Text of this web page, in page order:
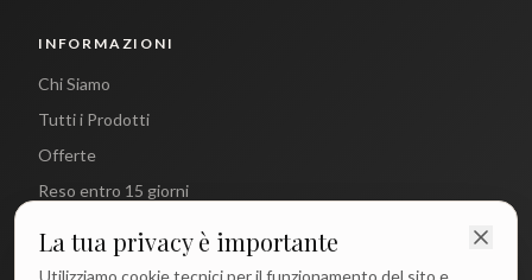
INFORMAZIONI
Chi Siamo
Tutti i Prodotti
Offerte
Reso entro 15 giorni
CONTATTI
La tua privacy è importante
Utilizziamo cookie tecnici per il funzionamento del sito e,